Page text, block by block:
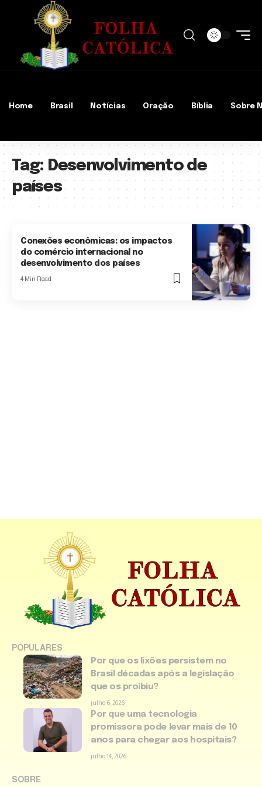
Home Brasil Notícias Oração Bíblia Sobre
Tag: Desenvolvimento de
países
Conexões econômicas: os impactos
do comércio internacional no
desenvolvimento dos países
4 Min Read
POPULARES
Por que os lixões persistem no
Brasil décadas após a legislação
que os proibiu?
julho 6, 2026
Por que uma tecnologia
promissora pode levar mais de 10
anos para chegar aos hospitais?
julho 14, 2026
SOBRE